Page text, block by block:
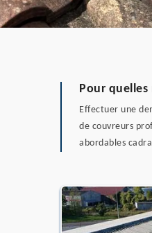
Pour
Effectuer une
de couvreurs
abordables